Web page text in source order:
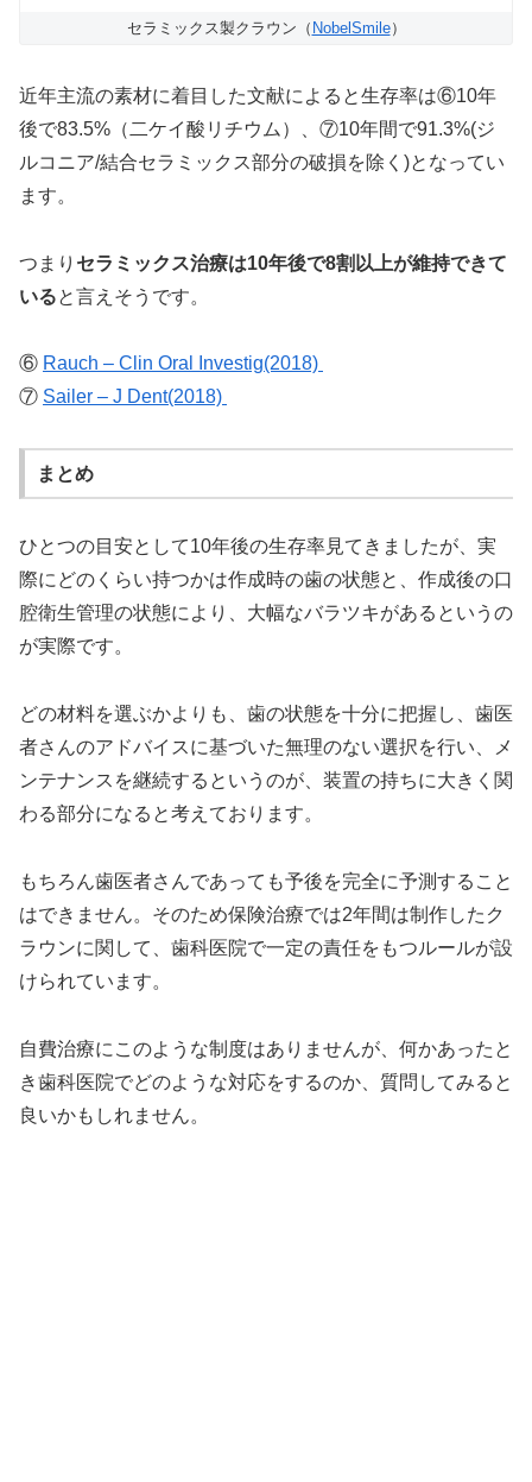
セラミックス製クラウン（ NobelSmile）
近年主流の素材に着目した文献によると生存率は⑥10年
後で83.5%（二ケイ酸リチウム）、⑦10年間で91.3%(ジ
ルコニア/結合セラミックス部分の破損を除く)となってい
ます。
つまり セラミックス治療は10年後で8割以上が維持できて
いると言えそうです。
⑥ Rauch – Clin Oral Investig(2018)
⑦ Sailer – J Dent(2018)
まとめ
ひとつの目安として10年後の生存率見てきましたが、実
際にどのくらい持つかは作成時の歯の状態と、作成後の口
腔衛生管理の状態により、大幅なバラツキがあるというの
が実際です。
どの材料を選ぶかよりも、歯の状態を十分に把握し、歯医
者さんのアドバイスに基づいた無理のない選択を行い、メ
ンテナンスを継続するというのが、装置の持ちに大きく関
わる部分になると考えております。
もちろん歯医者さんであっても予後を完全に予測すること
はできません。そのため保険治療では2年間は制作したク
ラウンに関して、歯科医院で一定の責任をもつルールが設
けられています。
自費治療にこのような制度はありませんが、何かあったと
き歯科医院でどのような対応をするのか、質問してみると
良いかもしれません。